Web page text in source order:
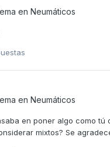
en Neumáticos
en Neumáticos
en poner algo como
mixtos? Se